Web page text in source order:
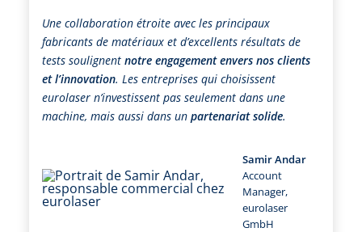
Une collaboration étroite avec les principaux
fabricants de matériaux et d’excellents résultats de
tests soulignent notre engagement envers nos clients
et l’innovation. Les entreprises qui choisissent
eurolaser n’investissent pas seulement dans une
machine, mais aussi dans un partenariat solide.
Samir Andar
Account
Manager,
eurolaser
GmbH